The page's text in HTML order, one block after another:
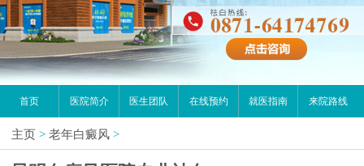
首页 医院简介 医生团队 在线预约 就医指南 来院路线
主页 > 老年白癜风 >